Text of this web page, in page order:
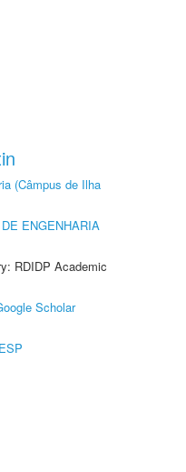
(Câmpus de Ilha
ENGENHARIA
RDIDP Academic
Scholar